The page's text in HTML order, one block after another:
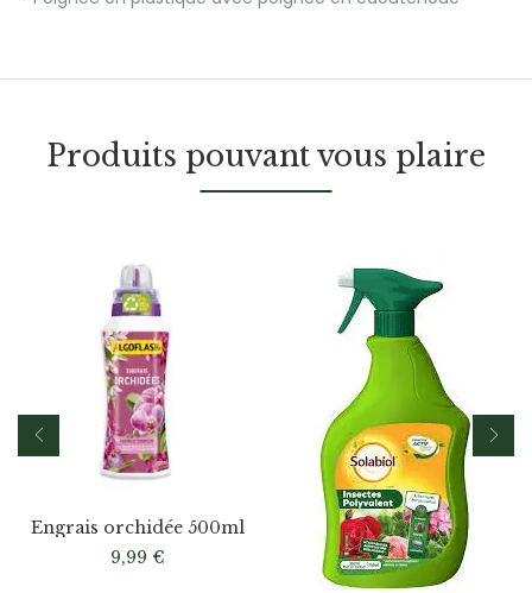
Produits pouvant vous plaire
Engrais orchidée 500ml
9,99 €